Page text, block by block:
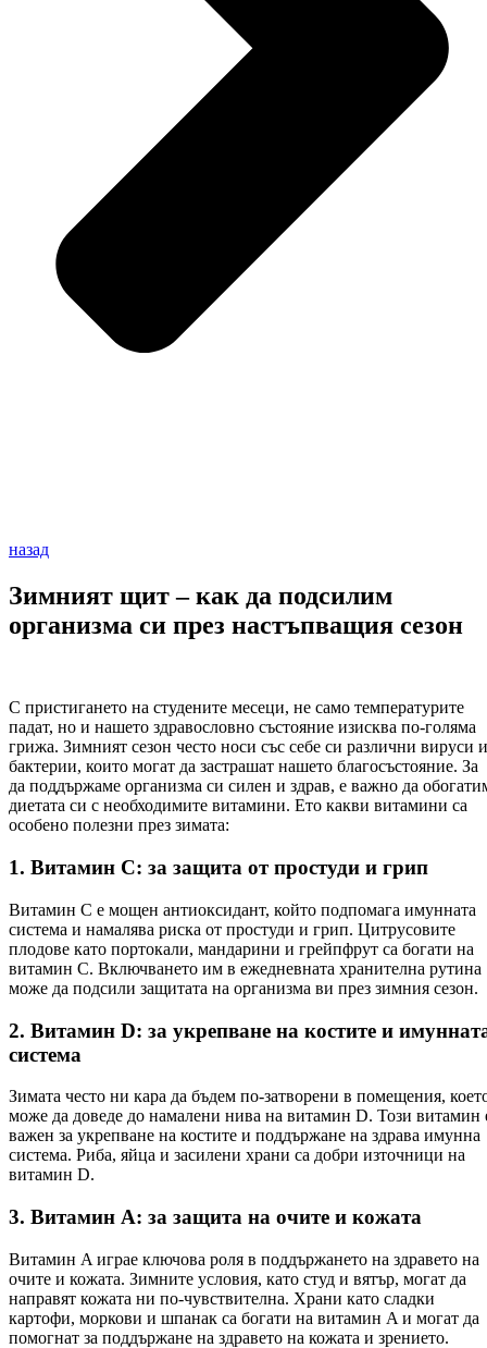
назад
Зимният щит – как да подсилим
организма си през настъпващия сезон
С пристигането на студените месеци, не само температурите
падат, но и нашето здравословно състояние изисква по-голяма
грижа. Зимният сезон често носи със себе си различни вируси и
бактерии, които могат да застрашат нашето благосъстояние. За
да поддържаме организма си силен и здрав, е важно да
диетата си с необходимите витамини. Ето какви витамини са
особено полезни през зимата:
1. Витамин C: за защита от простуди и грип
Витамин C е мощен антиоксидант, който подпомага имунната
система и намалява риска от простуди и грип. Цитрусовите
плодове като портокали, мандарини и грейпфрут са богати на
витамин C. Включването им в ежедневната хранителна рутина
може да подсили защитата на организма ви през зимния сезон.
2. Витамин D: за укрепване на костите и
система
Зимата често ни кара да бъдем по-затворени в помещения,
може да доведе до намалени нива на витамин D. Този витамин
важен за укрепване на костите и поддържане на здрава имунна
система. Риба, яйца и засилени храни са добри източници на
витамин D.
3. Витамин A: за защита на очите и кожата
Витамин A играе ключова роля в поддържането на здравето на
очите и кожата. Зимните условия, като студ и вятър, могат да
направят кожата ни по-чувствителна. Храни като сладки
картофи, моркови и шпанак са богати на витамин A и могат да
помогнат за поддържане на здравето на кожата и зрението.